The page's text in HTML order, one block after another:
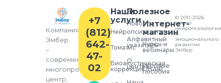
Компания
Эмбер
–
современный
многопрофильный
центр,
Наши
услуги
Нейропсихология
Томатис
Биоакустическая
коррекция (БАК)
Интернет-
магазин
Курсы и
вебинары
Игровые
пособия
Полезное
Новости
Алфавитный
указатель
О
центре
+7
(812)
642-
47-
02
© 2011-2026
Центр
нейропсихологии
и
эмоционального
развития
Эмбер